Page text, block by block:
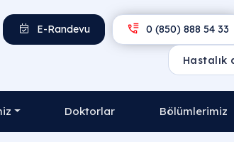
0 (850) 888 54 33
E-Randevu
Doktorlar Bölümlerimiz